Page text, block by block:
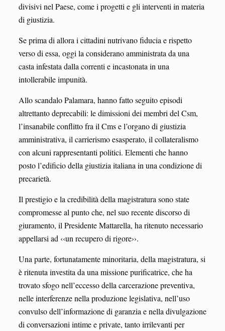
divisivi nel Paese, come i progetti e gli interventi in materia
di giustizia.
Se prima di allora i cittadini nutrivano fiducia e rispetto
verso di essa, oggi la considerano amministrata da una
casta infestata dalla correnti e incastonata in una
intollerabile impunità.
Allo scandalo Palamara, hanno fatto seguito episodi
altrettanto deprecabili: le dimissioni dei membri del Csm,
l’insanabile conflitto fra il Cms e l’organo di giustizia
amministrativa, il carrierismo esasperato, il collateralismo
con alcuni rappresentanti politici. Elementi che hanno
posto l’edificio della giustizia italiana in una condizione di
precarietà.
Il prestigio e la credibilità della magistratura sono state
compromesse al punto che, nel suo recente discorso di
giuramento, il Presidente Mattarella, ha ritenuto necessario
appellarsi ad ‹‹un recupero di rigore››.
Una parte, fortunatamente minoritaria, della magistratura, si
è ritenuta investita da una missione purificatrice, che ha
trovato sfogo nell’eccesso della carcerazione preventiva,
nelle interferenze nella produzione legislativa, nell’uso
convulso dell’informazione di garanzia e nella divulgazione
di conversazioni intime e private, tanto irrilevanti per